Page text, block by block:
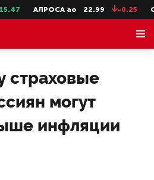
АЛРОСА ао 22.99 -0.25
страховые
могут
инфляции